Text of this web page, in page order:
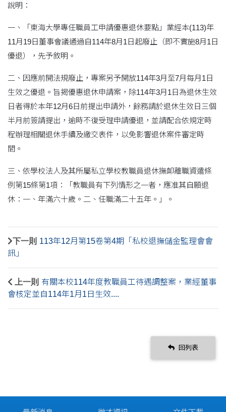
說明：
一、「東海大學專任職員工申請優惠退休要點」業經本(113)年
11月19日董事會議通過自114年8月1日起廢止（即不實施8月1日
優退），先予敘明。
二、因應前開法規廢止，專案另予開放114年3月至7月每月1日
生效之優退。旨揭優惠退休申請案，除114年3月1日為退休生效
日者得於本年12月6日前提出申請外，餘務請於退休生效日三個
半月前簽請提出，逾時不復受理申請優退，並請配合依規定時
程辦理相關退休手續及繳交表件，以免影響退休案件審定時
間。
三、依學校法人及其所屬私立學校教職員退休撫卹離職資遣條
例第15條第1項：「教職員有下列情形之一者，應准其自願退
休：一、年滿六十歲。二、任職滿二十五年。」。
下一則 113年12月第15卷第4期「私校退撫儲金監理會會
訊」
上一則 有關本校114年度教職員工待遇調整案，業經董事
會核定並自114年1月1日生效....
回列表